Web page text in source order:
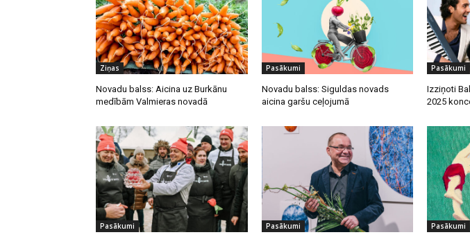
Ziņas
Novadu balss: Aicina uz Burkānu
medībām Valmieras novadā
Pasākumi
Novadu balss: Siguldas novads
aicina garšu ceļojumā
Pasākumi
Izziņoti
2025
Pasākumi Pasākumi Pasākumi